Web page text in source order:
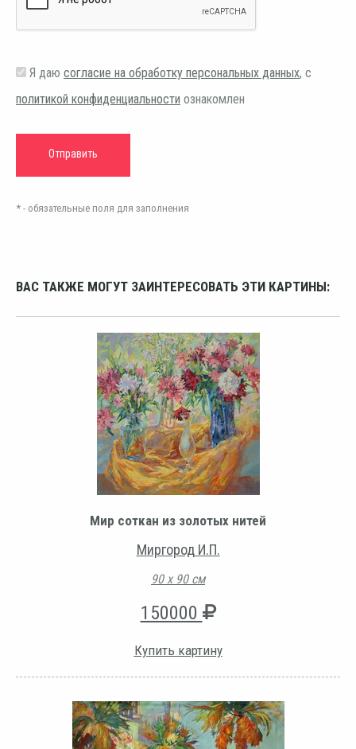
Я даю согласие на обработку персональных данных, с
политикой конфиденциальности ознакомлен
* - обязательные поля для заполнения
ВАС ТАКЖЕ МОГУТ ЗАИНТЕРЕСОВАТЬ ЭТИ КАРТИНЫ:
Мир соткан из золотых нитей
Миргород И.П.
90 х 90 см
150000
Купить картину